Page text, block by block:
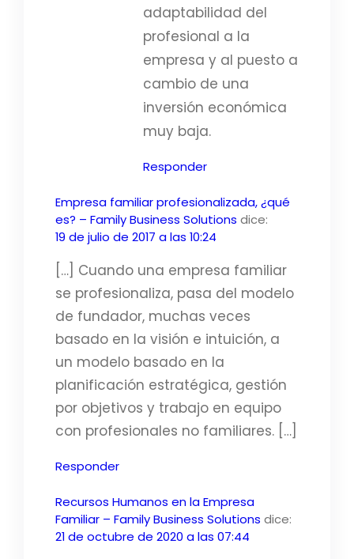
adaptabilidad del
profesional a la
empresa y al puesto a
cambio de una
inversión económica
muy baja.
Responder
Empresa familiar profesionalizada, ¿qué
es? – Family Business Solutions dice:
19 de julio de 2017 a las 10:24
[…] Cuando una empresa familiar
se profesionaliza, pasa del modelo
de fundador, muchas veces
basado en la visión e intuición, a
un modelo basado en la
planificación estratégica, gestión
por objetivos y trabajo en equipo
con profesionales no familiares. […]
Responder
Recursos Humanos en la Empresa
Familiar – Family Business Solutions dice:
21 de octubre de 2020 a las 07:44